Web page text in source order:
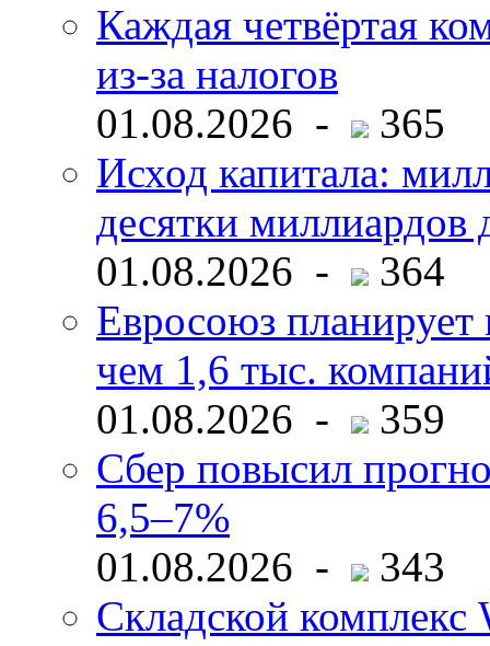
Каждая четвёртая
из-за налогов
01.08.2026 -
365
Исход капитала:
десятки миллиардов
01.08.2026 -
364
Евросоюз планирует
чем 1,6 тыс.
01.08.2026 -
359
Сбер повысил
6,5–7%
01.08.2026 -
343
Складской комплекс